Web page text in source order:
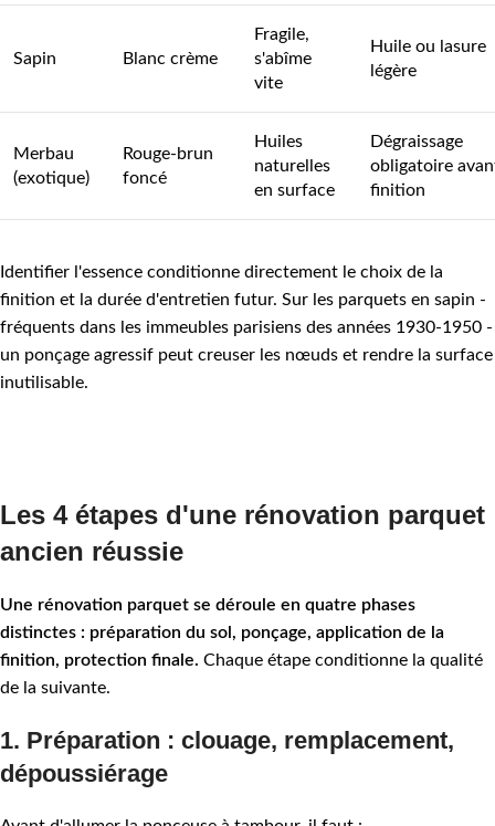
Sapin Blanc crème
Fragile,
s'abîme
vite
Huile ou lasure
légère
Merbau
(exotique)
Rouge-brun
foncé
Huiles
naturelles
en surface
Dégraissage
obligatoire
finition
Identifier l'essence conditionne directement le choix de la
finition et la durée d'entretien futur. Sur les parquets en sapin -
fréquents dans les immeubles parisiens des années 1930-1950 -
un ponçage agressif peut creuser les nœuds et rendre la surface
inutilisable.
Les 4 étapes d'une rénovation parquet
ancien réussie
Une rénovation parquet se déroule en quatre phases
distinctes : préparation du sol, ponçage, application de la
finition, protection finale. Chaque étape conditionne la qualité
de la suivante.
1. Préparation : clouage, remplacement,
dépoussiérage